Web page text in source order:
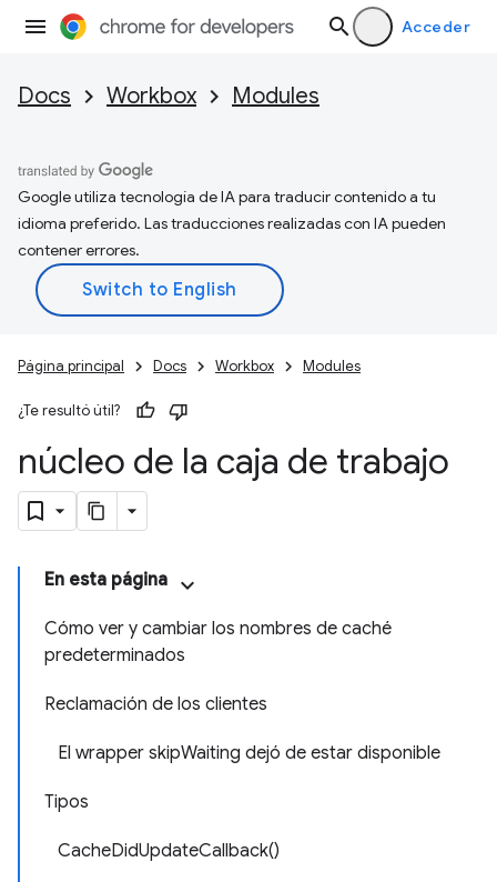
Acceder
Docs Workbox Modules
Google utiliza tecnología de IA para traducir contenido a tu
idioma preferido. Las traducciones realizadas con IA pueden
contener errores.
Página principal Docs Workbox Modules
¿Te resultó útil?
núcleo de la caja de trabajo
En esta página
Cómo ver y cambiar los nombres de caché
predeterminados
Reclamación de los clientes
El wrapper skipWaiting dejó de estar disponible
Tipos
CacheDidUpdateCallback()